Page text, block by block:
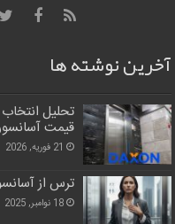
آخرین نوشته ها
تحلیل
قیمت
21 فوریه, 2026
ترس از
18 نوامبر, 2025